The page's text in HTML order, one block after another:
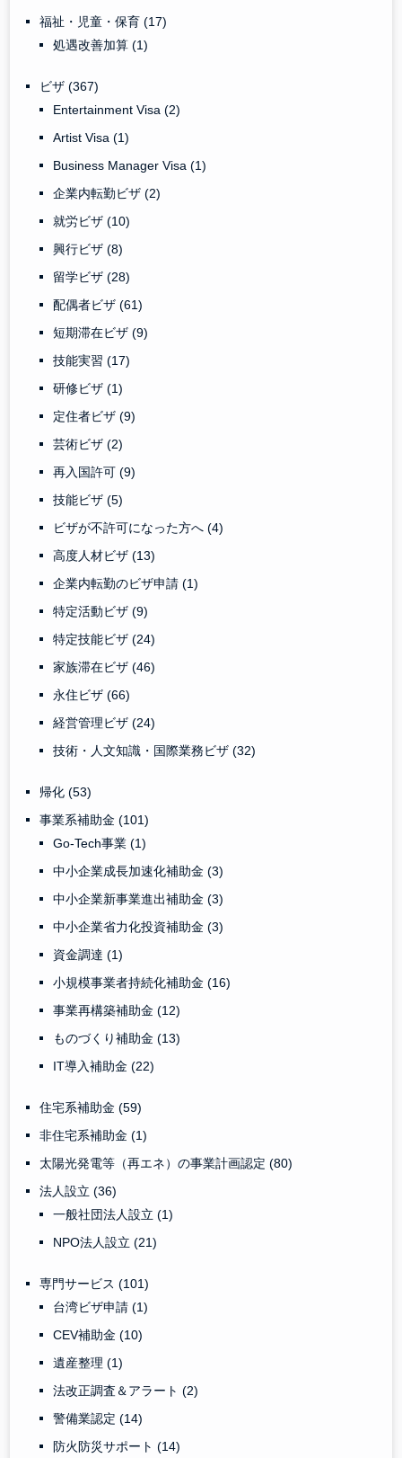
福祉・児童・保育(17)
処遇改善加算(1)
ビザ(367)
Entertainment Visa(2)
Artist Visa(1)
Business Manager Visa(1)
企業内転勤ビザ(2)
就労ビザ(10)
興行ビザ(8)
留学ビザ(28)
配偶者ビザ(61)
短期滞在ビザ(9)
技能実習(17)
研修ビザ(1)
定住者ビザ(9)
芸術ビザ(2)
再入国許可(9)
技能ビザ(5)
ビザが不許可になった方へ(4)
高度人材ビザ(13)
企業内転勤のビザ申請(1)
特定活動ビザ(9)
特定技能ビザ(24)
家族滞在ビザ(46)
永住ビザ(66)
経営管理ビザ(24)
技術・人文知識・国際業務ビザ(32)
帰化(53)
事業系補助金(101)
Go-Tech事業(1)
中小企業成長加速化補助金(3)
中小企業新事業進出補助金(3)
中小企業省力化投資補助金(3)
資金調達(1)
小規模事業者持続化補助金(16)
事業再構築補助金(12)
ものづくり補助金(13)
IT導入補助金(22)
住宅系補助金(59)
非住宅系補助金(1)
太陽光発電等（再エネ）の事業計画認定(80)
法人設立(36)
一般社団法人設立(1)
NPO法人設立(21)
専門サービス(101)
台湾ビザ申請(1)
CEV補助金(10)
遺産整理(1)
法改正調査＆アラート(2)
警備業認定(14)
防火防災サポート(14)